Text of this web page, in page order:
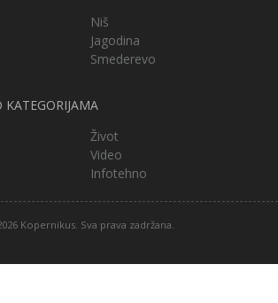
Niš
Jagodina
Smederevo
KATEGORIJAMA
Život
Video
Infotehno
Kopernikus. Sva prava zadržana.